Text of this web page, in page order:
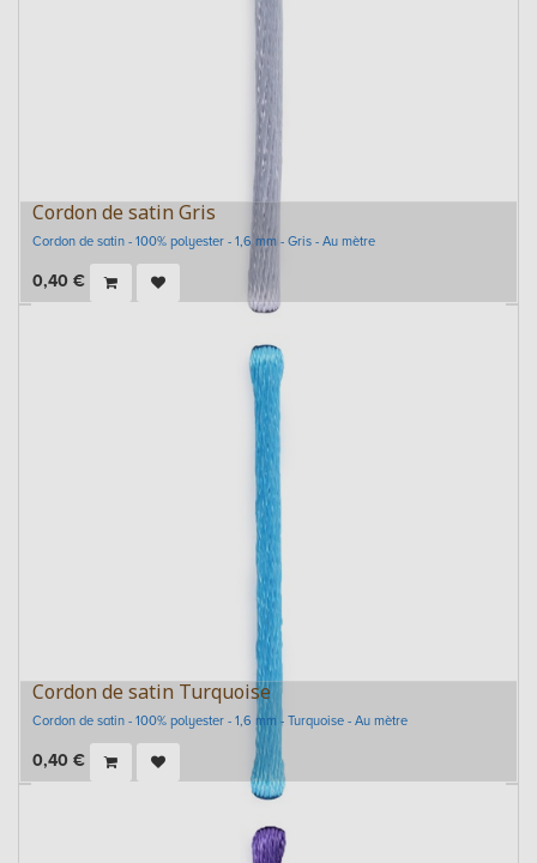
Cordon de satin Gris
Cordon de satin - 100% polyester - 1,6 mm - Gris - Au mètre
0,40 €
Cordon de satin Turquoise
Cordon de satin - 100% polyester - 1,6 mm - Turquoise - Au mètre
0,40 €